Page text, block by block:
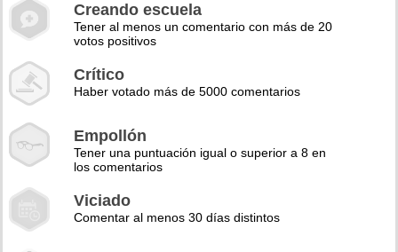
Creando escuela
Tener al menos un comentario con más de 20
votos positivos
Crítico
Haber votado más de 5000 comentarios
Empollón
Tener una puntuación igual o superior a 8 en
los comentarios
Viciado
Comentar al menos 30 días distintos